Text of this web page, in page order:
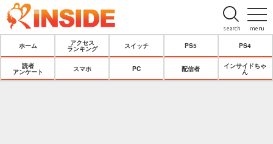
menu
search
ホーム
アクセス
ランキング
スイッチ PS5 PS4
読者
アンケート
スマホ PC 配信者
インサイドちゃ
ん